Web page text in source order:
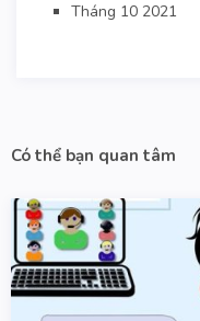
Tháng 10 2021
Có thể bạn quan tâm